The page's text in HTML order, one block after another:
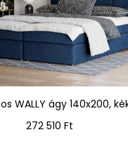
WALLY ágy 140x200,
Ár
272 510 Ft